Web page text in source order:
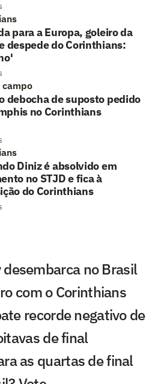
para a Europa, goleiro da
despede do Corinthians:
debocha de suposto pedido
no Corinthians
Diniz é absolvido em
no STJD e fica à
do Corinthians
no Brasil
com o Corinthians
recorde negativo de
de final
as quartas de final